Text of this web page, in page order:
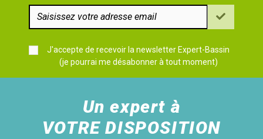
J'accepte de recevoir la newsletter Expert-Bassin
(je pourrai me désabonner à tout moment)
Un expert à
VOTRE DISPOSITION